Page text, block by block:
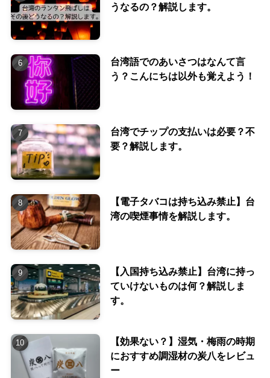
うなるの？解説します。
台湾語でのあいさつはなんて言
う？こんにちは以外も覚えよう！
台湾でチップの支払いは必要？不
要？解説します。
【電子タバコは持ち込み禁止】台
湾の喫煙事情を解説します。
【入国持ち込み禁止】台湾に持っ
ていけないものは何？解説しま
す。
【効果ない？】湿気・梅雨の時期
におすすめ調湿材の炭八をレビュ
ー